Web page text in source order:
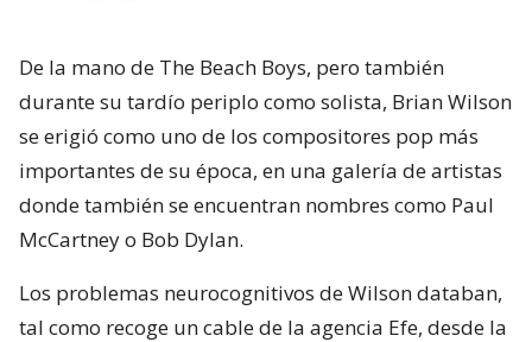
De la mano de The Beach Boys, pero también
durante su tardío periplo como solista, Brian Wilson
se erigió como uno de los compositores pop más
importantes de su época, en una galería de artistas
donde también se encuentran nombres como Paul
McCartney o Bob Dylan.
Los problemas neurocognitivos de Wilson databan,
tal como recoge un cable de la agencia Efe, desde la